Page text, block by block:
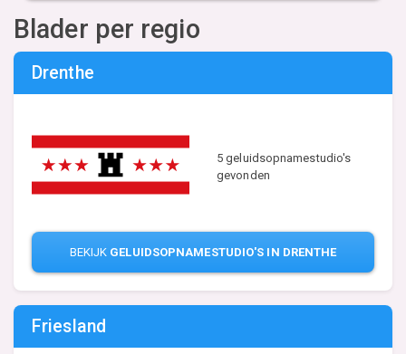
Blader per regio
Drenthe
5 geluidsopnamestudio's
gevonden
BEKIJK GELUIDSOPNAMESTUDIO'S IN DRENTHE
Friesland